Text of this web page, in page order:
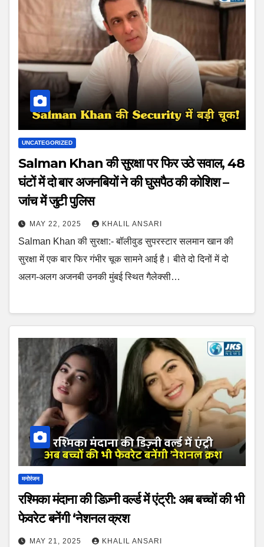
UNCATEGORIZED
Salman Khan की सुरक्षा पर फिर उठे सवाल, 48
घंटों में दो बार अजनबियों ने की घुसपैठ की कोशिश –
जांच में जुटी पुलिस
MAY 22, 2025 KHALIL ANSARI
Salman Khan की सुरक्षा:- बॉलीवुड सुपरस्टार सलमान खान की
सुरक्षा में एक बार फिर गंभीर चूक सामने आई है। बीते दो दिनों में दो
अलग-अलग अजनबी उनकी मुंबई स्थित गैलेक्सी…
मनोरंजन
रश्मिका मंदाना की डिज़्नी वर्ल्ड में एंट्री: अब बच्चों की भी
फेवरेट बनेंगी ‘नेशनल क्रश
MAY 21, 2025 KHALIL ANSARI